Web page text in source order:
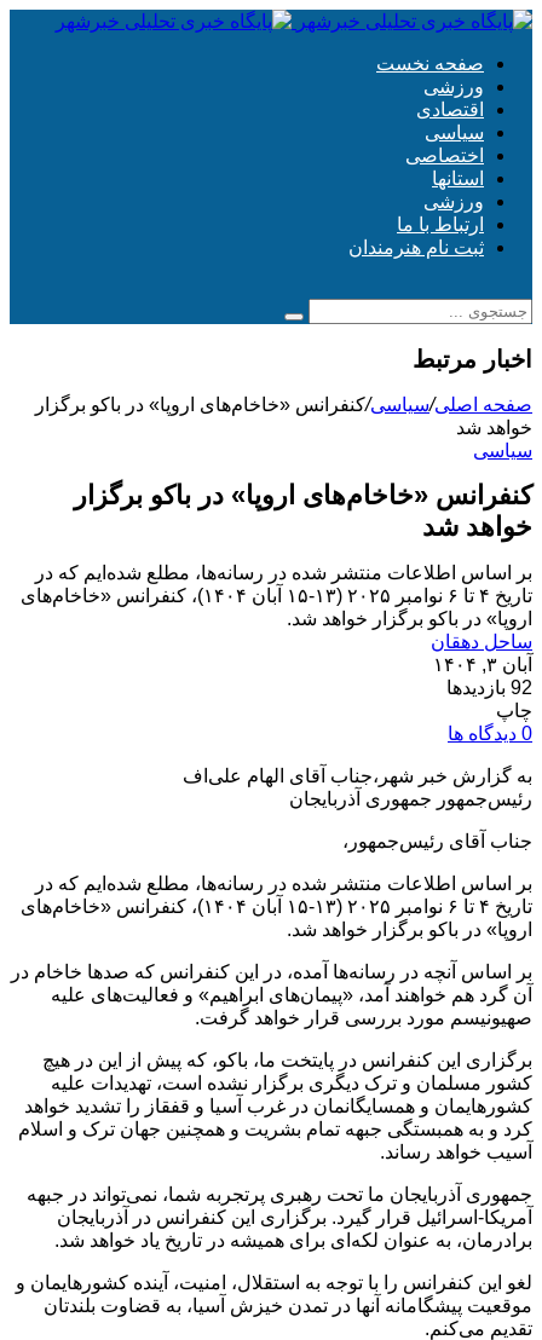
صفحه نخست
ورزشی
اقتصادی
سیاسی
اختصاصی
استانها
ورزشی
ارتباط با ما
ثبت نام هنرمندان
اخبار مرتبط
صفحه اصلی/سیاسی/کنفرانس «خاخام‌های اروپا» در باکو برگزار
خواهد شد
سیاسی
کنفرانس «خاخام‌های اروپا» در باکو برگزار
خواهد شد
بر اساس اطلاعات منتشر شده در رسانه‌ها، مطلع شده‌ایم که در
تاریخ ۴ تا ۶ نوامبر ۲۰۲۵ (۱۳-۱۵ آبان ۱۴۰۴)، کنفرانس «خاخام‌های
اروپا» در باکو برگزار خواهد شد.
ساحل دهقان
آبان ۳, ۱۴۰۴
92 بازدیدها
چاپ
0 دیدگاه ها
به گزارش خبر شهر،جناب آقای الهام علی‌اف
رئیس‌جمهور جمهوری آذربایجان
جناب آقای رئیس‌جمهور،
بر اساس اطلاعات منتشر شده در رسانه‌ها، مطلع شده‌ایم که در
تاریخ ۴ تا ۶ نوامبر ۲۰۲۵ (۱۳-۱۵ آبان ۱۴۰۴)، کنفرانس «خاخام‌های
اروپا» در باکو برگزار خواهد شد.
بر اساس آنچه در رسانه‌ها آمده، در این کنفرانس که صدها خاخام در
آن گرد هم خواهند آمد، «پیمان‌های ابراهیم» و فعالیت‌های علیه
صهیونیسم مورد بررسی قرار خواهد گرفت.
برگزاری این کنفرانس در پایتخت ما، باکو، که پیش از این در هیچ
کشور مسلمان و ترک دیگری برگزار نشده است، تهدیدات علیه
کشورهایمان و همسایگانمان در غرب آسیا و قفقاز را تشدید خواهد
کرد و به همبستگی جبهه تمام بشریت و همچنین جهان ترک و اسلام
آسیب خواهد رساند.
جمهوری آذربایجان ما تحت رهبری پرتجربه شما، نمی‌تواند در جبهه
آمریکا-اسرائیل قرار گیرد. برگزاری این کنفرانس در آذربایجان
برادرمان، به عنوان لکه‌ای برای همیشه در تاریخ یاد خواهد شد.
لغو این کنفرانس را با توجه به استقلال، امنیت، آینده کشورهایمان و
موقعیت پیشگامانه آنها در تمدن خیزش آسیا، به قضاوت بلندتان
تقدیم می‌کنم.